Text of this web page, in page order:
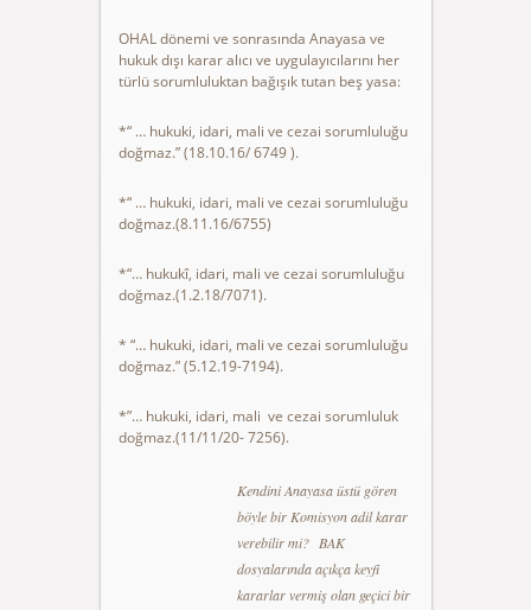
OHAL dönemi ve sonrasında Anayasa ve
hukuk dışı karar alıcı ve uygulayıcılarını her
türlü sorumluluktan bağışık tutan beş yasa:
*“ … hukuki, idari, mali ve cezai sorumluluğu
doğmaz.” (18.10.16/ 6749 ).
*“ … hukuki, idari, mali ve cezai sorumluluğu
doğmaz.(8.11.16/6755)
*“… hukukî, idari, mali ve cezai sorumluluğu
doğmaz.(1.2.18/7071).
* “… hukuki, idari, mali ve cezai sorumluluğu
doğmaz.” (5.12.19-7194).
*”… hukuki, idari, mali ve cezai sorumluluk
doğmaz.(11/11/20- 7256).
Kendini Anayasa üstü gören
böyle bir Komisyon adil karar
verebilir mi? BAK
dosyalarında açıkça keyfi
kararlar vermiş olan geçici bir